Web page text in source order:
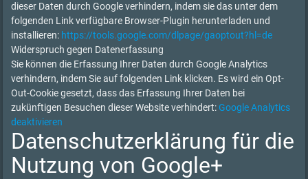
dieser Daten durch Google verhindern, indem sie das unter dem
folgenden Link verfügbare Browser-Plugin herunterladen und
installieren: https://tools.google.com/dlpage/gaoptout?hl=de
Widerspruch gegen Datenerfassung
Sie können die Erfassung Ihrer Daten durch Google Analytics
verhindern, indem Sie auf folgenden Link klicken. Es wird ein Opt-
Out-Cookie gesetzt, dass das Erfassung Ihrer Daten bei
zukünftigen Besuchen dieser Website verhindert: Google Analytics
deaktivieren
Datenschutzerklärung für die
Nutzung von Google+